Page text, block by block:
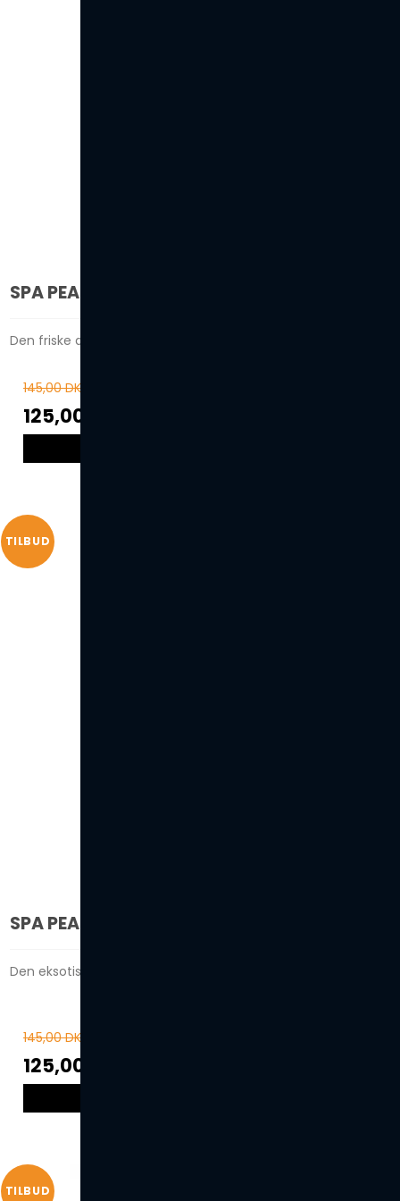
SPA PEARLS - DESIRE ROSE
Den friske duft af nyudsprungne roser!
145,00 DKK
125,00 DKK
TILBUD
SPA PEARLS - EUCALYPTUS & PEPPERMINT
Den eksotiske duft af eukalyptus og pebermynte!
145,00 DKK
125,00 DKK
TILBUD